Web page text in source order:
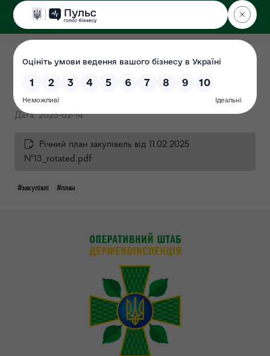
ДЕРЖЕКОІНСПЕКЦІЯ
Поліського округу
Річний план закупівель 2025
(Протокол №13)
Дата: 2025-02-14
Річний план закупівель від 11.02.2025
№13_rotated.pdf
#закупівлі #план